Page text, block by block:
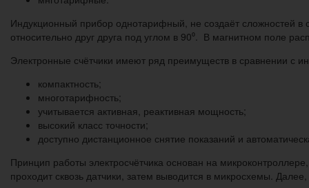
Индукционный прибор однотарифный, не создаёт сложностей в
относительно друг друга под углом в 90⁰. В магнитном поле
Электронные счётчики имеют ряд преимуществ в сравнении с
компактность;
многотарифность;
учитывается активная, реактивная мощность;
высокий класс точности;
доступно дистанционное снятие показаний и
Принцип работы электросчётчика основан на
проходит сквозь датчики, затем выводится в микросхемы.